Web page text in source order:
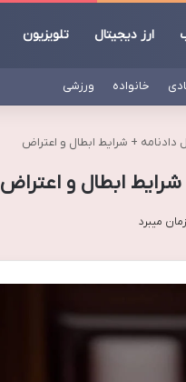
ارز دیجیتال تلویزیون
خانواده ورزشی
+ شرایط ابطال و اعتراض
ابطال و اعتراض